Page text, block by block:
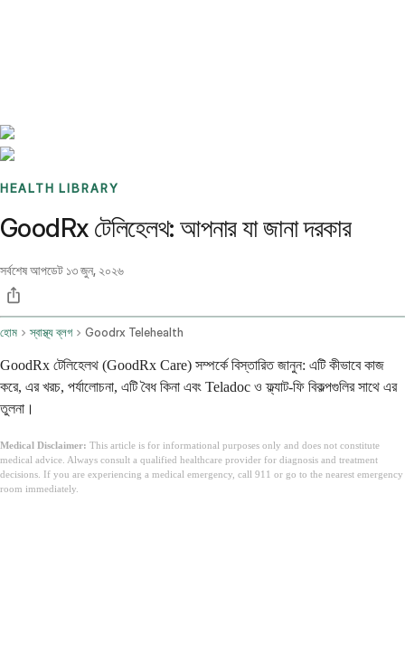
HEALTH LIBRARY
GoodRx টেলিহেলথ: আপনার যা জানা দরকার
সর্বশেষ আপডেট ১৩ জুন, ২০২৬
হোম স্বাস্থ্য ব্লগ Goodrx Telehealth
GoodRx টেলিহেলথ (GoodRx Care) সম্পর্কে বিস্তারিত জানুন: এটি কীভাবে কাজ
করে, এর খরচ, পর্যালোচনা, এটি বৈধ কিনা এবং Teladoc ও ফ্ল্যাট-ফি বিকল্পগুলির সাথে এর
তুলনা।
Medical Disclaimer: This article is for informational purposes only and does not constitute
medical advice. Always consult a qualified healthcare provider for diagnosis and treatment
decisions. If you are experiencing a medical emergency, call 911 or go to the nearest emergency
room immediately.